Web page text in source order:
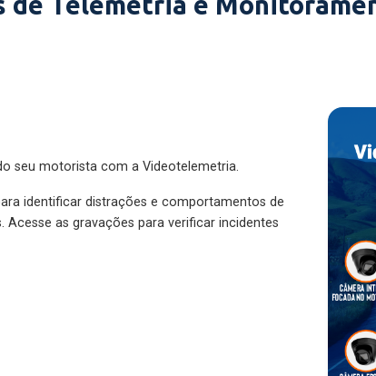
seu motorista com a Videotelemetria.
identificar distrações e comportamentos de
Acesse as gravações para verificar incidentes